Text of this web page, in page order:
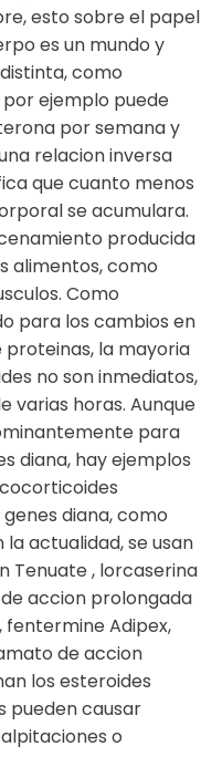
esto sobre el papel
es un mundo y
como
ejemplo puede
por semana y
relacion inversa
que cuanto menos
se acumulara.
producida
alimentos, como
Como
para los cambios en
proteinas, la mayoria
no son inmediatos,
varias horas. Aunque
para
diana, hay ejemplos
diana, como
la actualidad, se usan
Tenuate , lorcaserina
accion prolongada
Adipex,
de accion
los esteroides
pueden causar
o